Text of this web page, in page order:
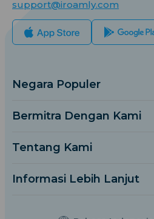
support@iroamly.com
Negara Populer
Kerajaan Inggris
Thailand
Italia
Bermitra Dengan Kami
Referensi & Dapatkan
Program Afiliasi
Tentang Kami
Hubungi Kami
Informasi Lebih Lanjut